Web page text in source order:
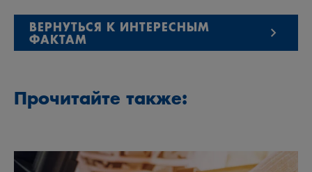
ВЕРНУТЬСЯ К ИНТЕРЕСНЫМ
ФАКТАМ
Прочитайте также: